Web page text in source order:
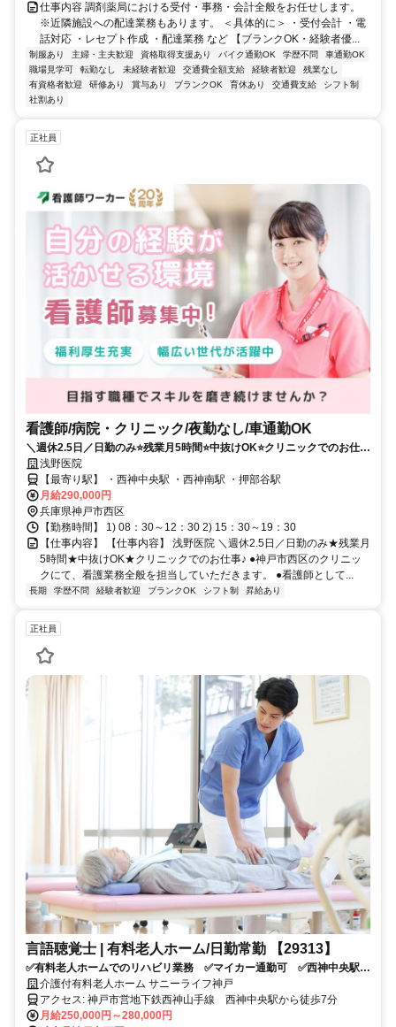
仕事内容 調剤薬局における受付・事務・会計全般をお任せします。
※近隣施設への配達業務もあります。 ＜具体的に＞ ・受付会計 ・電
話対応 ・レセプト作成 ・配達業務 など 【ブランクOK・経験者優...
制服あり 主婦・主夫歓迎 資格取得支援あり バイク通勤OK 学歴不問
車通勤OK
職場見学可
転勤なし 未経験者歓迎 交通費全額支給 経験者歓迎
残業なし
有資格者歓迎
研修あり 賞与あり ブランクOK 育休あり 交通費支給
シフト制
社割あり
正社員
看護師/病院・クリニック/夜勤なし/車通勤OK
＼週休2.5日／日勤のみ⭐残業月5時間⭐中抜けOK⭐クリニックでのお仕事
✨ 浅野医院
【最寄り駅】 ・西神中央駅 ・西神南駅 ・押部谷駅
月給290,000円
兵庫県神戸市西区
【勤務時間】 1) 08：30～12：30 2) 15：30～19：30
【仕事内容】 【仕事内容】 浅野医院 ＼週休2.5日／日勤のみ★残業月
5時間★中抜けOK★クリニックでのお仕事♪ ●神戸市西区のクリニッ
クにて、看護業務全般を担当していただきます。 ●看護師として...
長期 学歴不問 経験者歓迎 ブランクOK シフト制 昇給あり
正社員
言語聴覚士 | 有料老人ホーム/日勤常勤 【29313】
✅有料老人ホームでのリハビリ業務 ✅マイカー通勤可 ✅西神中央駅よ
り徒歩7分 ✅安心の大手企業♪
介護付有料老人ホーム サニーライフ神戸
アクセス: 神戸市営地下鉄西神山手線 西神中央駅から徒歩7分
月給250,000円～280,000円